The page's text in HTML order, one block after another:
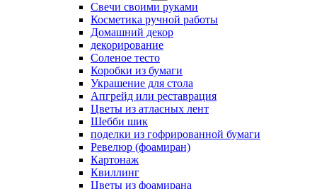
Свечи своими руками
Косметика ручной работы
Домашний декор
декорирование
Соленое тесто
Коробки из бумаги
Украшение для стола
Апгрейд или реставрация
Цветы из атласных лент
Шебби шик
поделки из гофрированной бумаги
Ревелюр (фоамиран)
Картонаж
Квиллинг
Цветы из фоамирана